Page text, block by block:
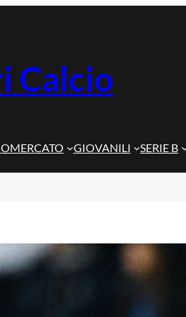
Calcio
GIOVANILI SERIE B